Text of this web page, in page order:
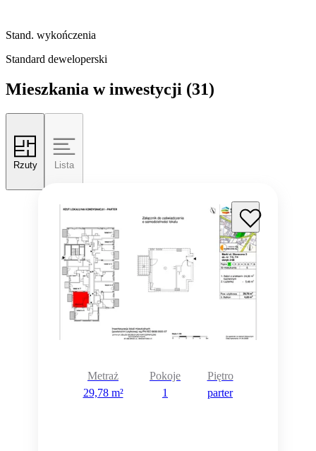
Stand. wykończenia
Standard deweloperski
Mieszkania w inwestycji (31)
Rzuty Lista
Metraż
29,78 m²
Pokoje
1
Piętro
parter